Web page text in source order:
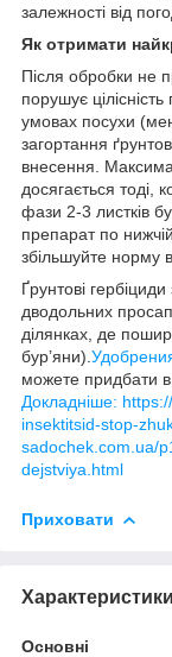
залежності
Як отримати
Після обробки не
порушує
умовах посухи
загортання
внесення.
досягається тоді,
фази 2-3 листків
препарат по
збільшуйте норму
Ґрунтові
дводольних
ділянках, де
бур’яни).
можете придбати в
Докладніше:
insektitsid-stop-
sadochek.com.ua/
dejstviya.html
Приховати
Характеристики
Основні